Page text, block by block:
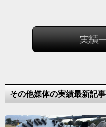
その他媒体の実績最新記事